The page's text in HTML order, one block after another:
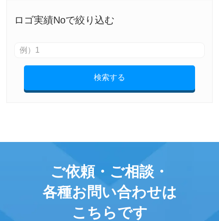
ロゴ実績Noで絞り込む
検索する
ご依頼・ご相談・
各種お問い合わせは
こちらです